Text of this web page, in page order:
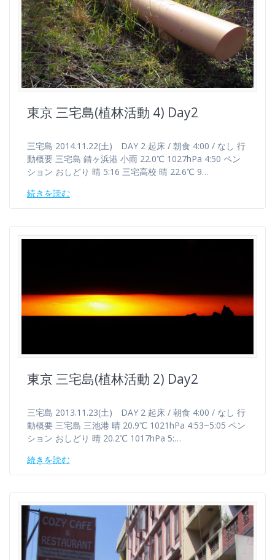
東京 三宅島(植林活動 4) Day2
三宅島 2014.11.22(土) DAY 2 起床 / 朝食 4:00 / なし 行
動概要 三宅島 錆ヶ浜港 小雨 22.0℃ 1027hPa 4:50 ペン
ション おしどり 晴 5:16 三宅高校 晴 22.6℃ 9…
続きを読む
東京 三宅島(植林活動 2) Day2
三宅島 2013.11.23(土) DAY 2 起床 / 朝食 4:00 / なし 行
動概要 三宅島 三池港 晴 20.9℃ 1021hPa 4:53~5:05 ペン
ション おしどり 晴 20.2℃ 1017hPa 5:…
続きを読む